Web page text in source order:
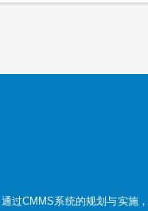
过CMMS系统的规划与实施